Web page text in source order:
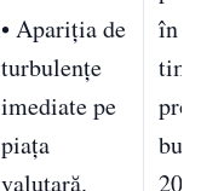
• Apariția de
turbulențe
imediate pe
piața
valutară.
în